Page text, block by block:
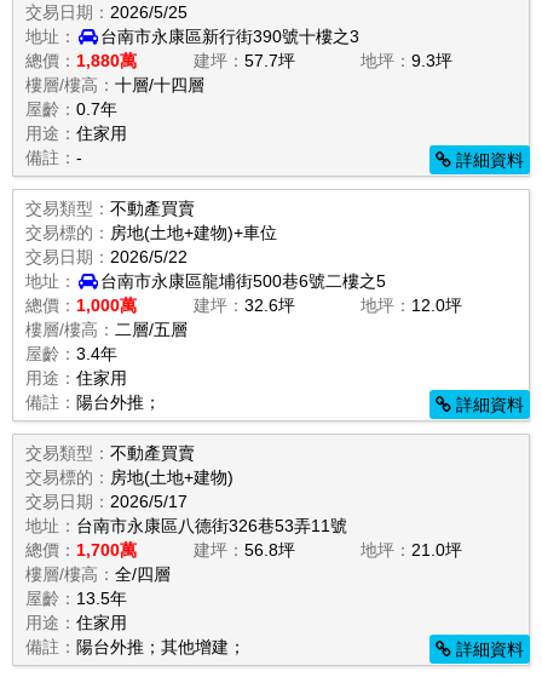
交易日期： 2026/5/25
地址：
台南市永康區新行街390號十樓之3
總價： 1,880萬 建坪： 57.7坪 地坪：9.3坪
樓層/樓高： 十層/十四層
屋齡： 0.7年
用途： 住家用
備註： - 詳細資料
交易類型： 不動產買賣
交易標的： 房地(土地+建物)+車位
交易日期： 2026/5/22
地址：
台南市永康區龍埔街500巷6號二樓之5
總價： 1,000萬 建坪： 32.6坪 地坪： 12.0坪
樓層/樓高： 二層/五層
屋齡： 3.4年
用途： 住家用
備註： 陽台外推； 詳細資料
交易類型： 不動產買賣
交易標的： 房地(土地+建物)
交易日期： 2026/5/17
地址： 台南市永康區八德街326巷53弄11號
總價： 1,700萬 建坪： 56.8坪 地坪： 21.0坪
樓層/樓高： 全/四層
屋齡： 13.5年
用途： 住家用
備註： 陽台外推；其他增建； 詳細資料